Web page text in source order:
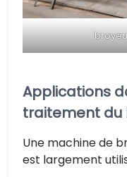
Applications
traitement du
Une machine de
est largement